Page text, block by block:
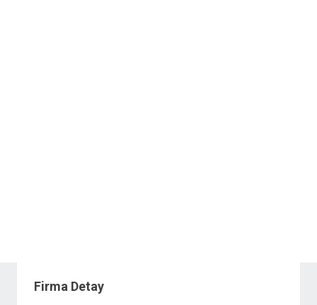
Firma Detay